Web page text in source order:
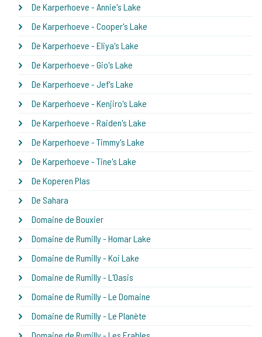
De Karperhoeve - Annie's Lake
De Karperhoeve - Cooper's Lake
De Karperhoeve - Eliya's Lake
De Karperhoeve - Gio's Lake
De Karperhoeve - Jef's Lake
De Karperhoeve - Kenjiro's Lake
De Karperhoeve - Raiden's Lake
De Karperhoeve - Timmy's Lake
De Karperhoeve - Tine's Lake
De Koperen Plas
De Sahara
Domaine de Bouxier
Domaine de Rumilly - Homar Lake
Domaine de Rumilly - Koi Lake
Domaine de Rumilly - L'Oasis
Domaine de Rumilly - Le Domaine
Domaine de Rumilly - Le Planète